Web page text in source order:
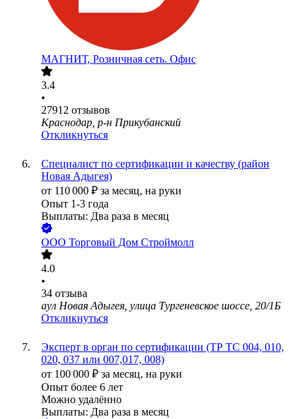
МАГНИТ, Розничная сеть. Офис
3.4
•
27912 отзывов
Краснодар, р-н Прикубанский
Откликнуться
Специалист по сертификации и качеству (район
Новая Адыгея)
от 110 000 ₽ за месяц, на руки
Опыт 1-3 года
Выплаты: Два раза в месяц
ООО Торговый Дом Строймолл
4.0
•
34 отзыва
аул Новая Адыгея, улица Тургеневское шоссе, 20/1Б
Откликнуться
Эксперт в орган по сертификации (ТР ТС 004, 010,
020, 037 или 007,017, 008)
от 100 000 ₽ за месяц, на руки
Опыт более 6 лет
Можно удалённо
Выплаты: Два раза в месяц